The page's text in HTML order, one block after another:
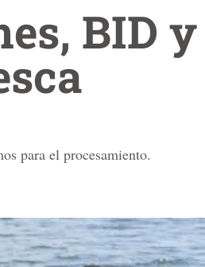
BID
para el procesamiento.